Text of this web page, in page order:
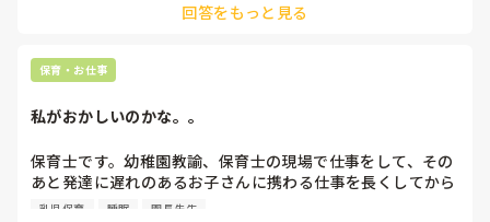
それより上は、行事に追われるので。。！
回答をもっと見る
保育・お仕事
私がおかしいのかな。。
保育士です。幼稚園教諭、保育士の現場で仕事をして、その
あと発達に遅れのあるお子さんに携わる仕事を長くしてから
今は保育園乳児保育で勤務しています。
乳児保育 睡眠 園長先生